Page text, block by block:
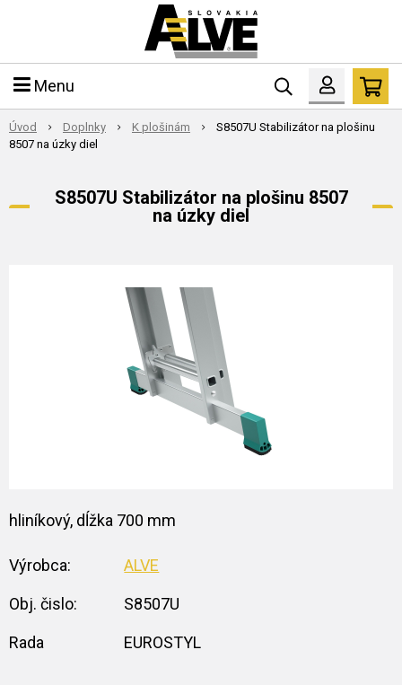
Menu
Úvod Doplnky K plošinám
S8507U Stabilizátor na plošinu
8507 na úzky diel
S8507U Stabilizátor na plošinu 8507
na úzky diel
hliníkový, dĺžka 700 mm
Výrobca: ALVE
Obj. čislo: S8507U
Rada EUROSTYL